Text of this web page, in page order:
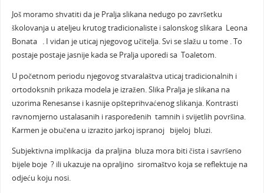
Još moramo shvatiti da je Pralja slikana nedugo po završetku
školovanja u ateljeu krutog tradicionaliste i salonskog slikara Leona
Bonata . I vidan je uticaj njegovog učitelja. Svi se slažu u tome . To
postaje postaje jasnije kada se Pralja uporedi sa Toaletom.
U početnom periodu njegovog stvaralaštva uticaj tradicionalnih i
ortodoksnih prikaza modela je izražen. Slika Pralja je slikana na
uzorima Renesanse i kasnije opšteprihvaćenog slikanja. Kontrasti
ravnomjerno ustalasanih i raspoređenih tamnih i svijetlih površina.
Karmen je obučena u izrazito jarkoj ispranoj bijeloj bluzi.
Subjektivna implikacija da praljina bluza mora biti čista i savršeno
bijele boje ? ili ukazuje na opraljino siromaštvo koja se reflektuje na
odjeću koju nosi.